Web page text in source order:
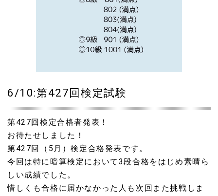
6/10:第427回検定試験
第427回検定合格者発表！
お待たせしました！
第427回（5月）検定合格発表です。
今回は特に暗算検定において3段合格をはじめ素晴ら
しい成績でした。
惜しくも合格に届かなかった人も次回また挑戦しま